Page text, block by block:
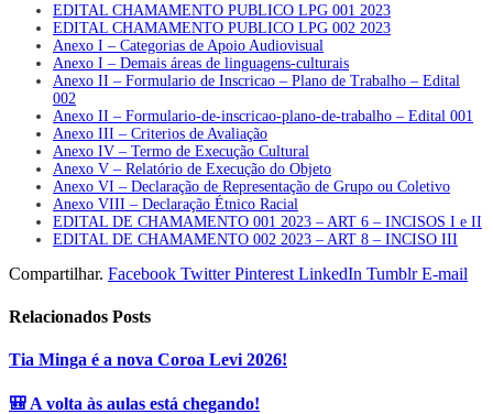
EDITAL CHAMAMENTO PUBLICO LPG 001 2023
EDITAL CHAMAMENTO PUBLICO LPG 002 2023
Anexo I – Categorias de Apoio Audiovisual
Anexo I – Demais áreas de linguagens-culturais
Anexo II – Formulario de Inscricao – Plano de Trabalho – Edital
002
Anexo II – Formulario-de-inscricao-plano-de-trabalho – Edital 001
Anexo III – Criterios de Avaliação
Anexo IV – Termo de Execução Cultural
Anexo V – Relatório de Execução do Objeto
Anexo VI – Declaração de Representação de Grupo ou Coletivo
Anexo VIII – Declaração Étnico Racial
EDITAL DE CHAMAMENTO 001 2023 – ART 6 – INCISOS I e II
EDITAL DE CHAMAMENTO 002 2023 – ART 8 – INCISO III
Compartilhar. Facebook Twitter Pinterest LinkedIn Tumblr E-mail
Relacionados Posts
Tia Minga é a nova Coroa Levi 2026!
🎒 A volta às aulas está chegando!